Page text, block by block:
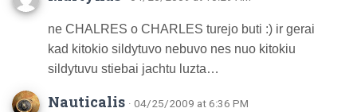
ne CHALRES o CHARLES turejo buti :) ir gerai
kad kitokio sildytuvo nebuvo nes nuo kitokiu
sildytuvu stiebai jachtu luzta…
Nauticalis · 04/25/2009 at 6:36 PM